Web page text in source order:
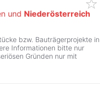
und Niederösterreich
bzw. Bauträgerprojekte in
Informationen bitte nur
Gründen nur mit